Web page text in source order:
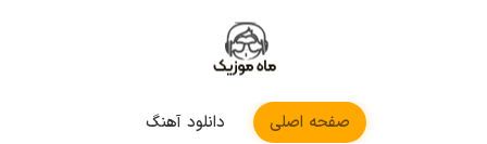
صفحه اصلی دانلود آهنگ